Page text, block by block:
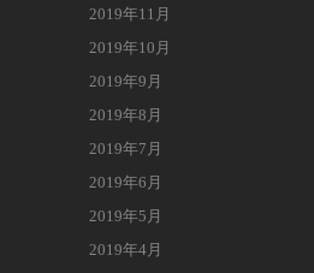
2019年11月
2019年10月
2019年9月
2019年8月
2019年7月
2019年6月
2019年5月
2019年4月